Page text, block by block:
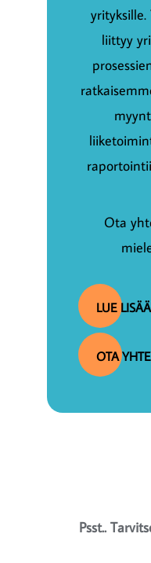
yrityksille.
liittyy
Ota
LUE LISÄÄ
OTA
Psst..